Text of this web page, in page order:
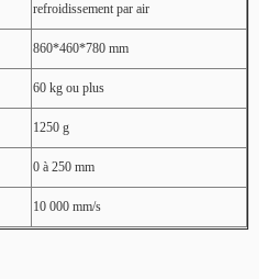
refroidissement par air
860*460*780 mm
60 kg ou plus
1250 g
0 à 250 mm
10 000 mm/s